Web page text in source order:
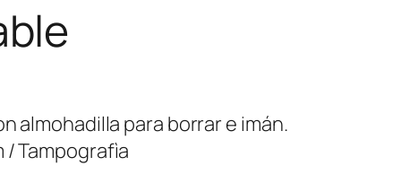
almohadilla para borrar e imán.
/ Tampografìa